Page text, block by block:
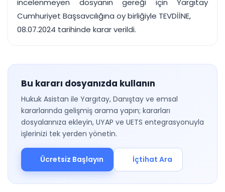
incelenmeyen dosyanın gereği için Yargıtay
Cumhuriyet Başsavcılığına oy birliğiyle TEVDİİNE,
08.07.2024 tarihinde karar verildi.
Bu kararı dosyanızda kullanın
Hukuk Asistan ile Yargıtay, Danıştay ve emsal
kararlarında gelişmiş arama yapın; kararları
dosyalarınıza ekleyin, UYAP ve UETS entegrasyonuyla
işlerinizi tek yerden yönetin.
Ücretsiz Başlayın İçtihat Ara